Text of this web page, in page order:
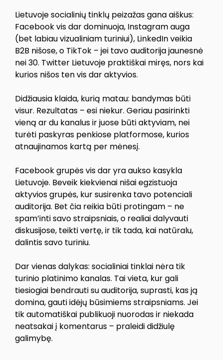
Lietuvoje socialinių tinklų peizažas gana aiškus:
Facebook vis dar dominuoja, Instagram auga
(bet labiau vizualiniam turiniui), LinkedIn veikia
B2B nišose, o TikTok – jei tavo auditorija jaunesnė
nei 30. Twitter Lietuvoje praktiškai miręs, nors kai
kurios nišos ten vis dar aktyvios.
Didžiausia klaida, kurią matau: bandymas būti
visur. Rezultatas – esi niekur. Geriau pasirinkti
vieną ar du kanalus ir juose būti aktyviam, nei
turėti paskyras penkiose platformose, kurios
atnaujinamos kartą per mėnesį.
Facebook grupės vis dar yra aukso kasykla
Lietuvoje. Beveik kiekvienai nišai egzistuoja
aktyvios grupės, kur susirenka tavo potenciali
auditorija. Bet čia reikia būti protingam – ne
spam’inti savo straipsniais, o realiai dalyvauti
diskusijose, teikti vertę, ir tik tada, kai natūralu,
dalintis savo turiniu.
Dar vienas dalykas: socialiniai tinklai nėra tik
turinio platinimo kanalas. Tai vieta, kur gali
tiesiogiai bendrauti su auditorija, suprasti, kas ją
domina, gauti idėjų būsimiems straipsniams. Jei
tik automatiškai publikuoji nuorodas ir niekada
neatsakai į komentarus – praleidi didžiulę
galimybę.